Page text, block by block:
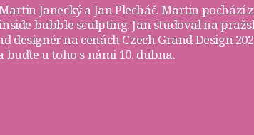
Janeckýa Jan Plecháč. Martin pochází
bubble sculpting. Jan studoval na
na cenách Czech Grand Design
buďte u toho s námi 10. dubna.